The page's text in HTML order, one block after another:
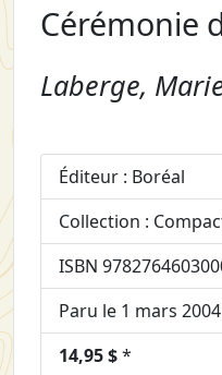
Cérémonie
Laberge,
Éditeur : Boréal
Collection :
ISBN
Paru le 1 mars 2004
14,95 $*